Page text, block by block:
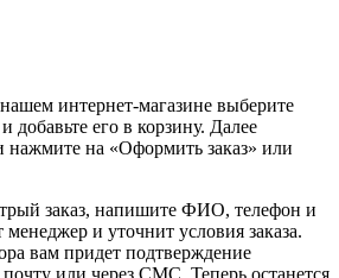
интернет-магазине выберите
добавьте его в корзину. Далее
нажмите на «Оформить заказ» или
заказ, напишите ФИО, телефон и
и уточнит условия заказа.
вам придет подтверждение
или через СМС. Теперь останется